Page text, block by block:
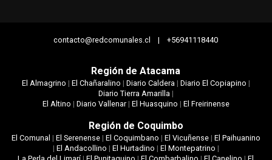
contacto@redcomunales.cl | +56941118440
Región de Atacama
El Almagrino | El Chañaralino | Diario Caldera | Diario El Copiapino |
Diario Tierra Amarilla |
El Altino | Diario Vallenar| El Huasquino | El Freirinense
Región de Coquimbo
El Comunal | El Serenense| El Coquimbano | El Vicuñense| El Paihuanino
| El Andacollino | El Hurtadino | El Montepatrino |